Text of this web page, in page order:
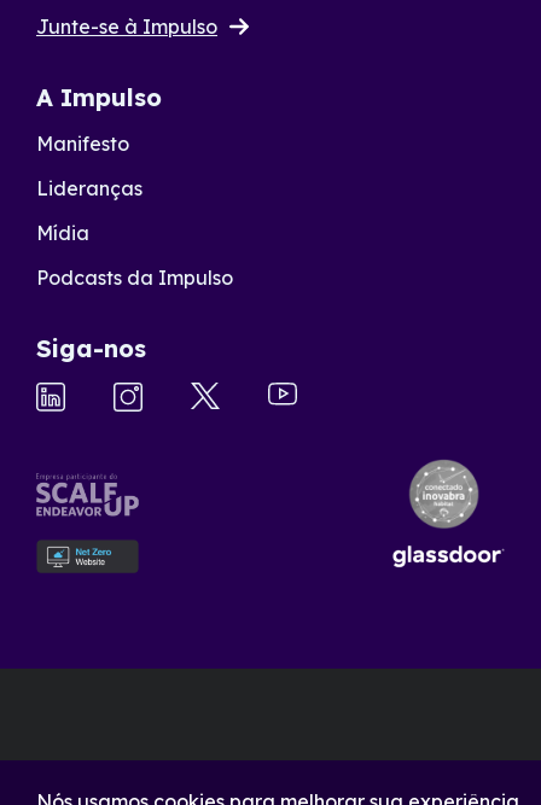
Junte-se à Impulso
A Impulso
Manifesto
Lideranças
Mídia
Podcasts da Impulso
Siga-nos